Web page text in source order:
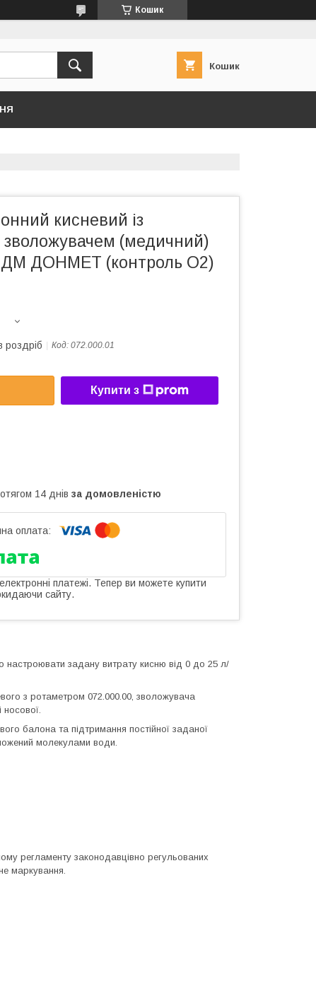
Кошик
Кошик
кисневий із
зволожувачем (медичний)
ДОНМЕТ (контроль O2)
роздріб Код: 072.000.01
Купити з
14 днів за домовленістю
платежі. Тепер ви можете купити
сайту.
настроювати задану витрату кисню від 0 до 25 л/
з ротаметром 072.000.00, зволожувача
балона та підтримання постійної заданої
молекулами води.
регламенту законодавцівно регульованих
маркування.